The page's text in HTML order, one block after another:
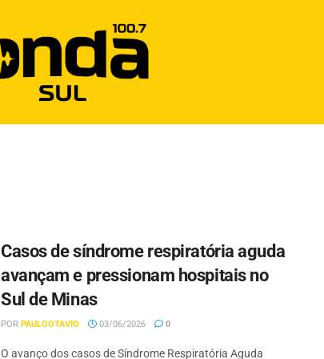
Casos de síndrome respiratória aguda
avançam e pressionam hospitais no
Sul de Minas
POR PAULOOTAVIO 03/06/2026 0
O avanço dos casos de Síndrome Respiratória Aguda